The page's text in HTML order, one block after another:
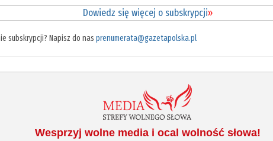
Dowiedz się więcej o subskrypcji»
subskrypcji? Napisz do nasprenumerata@gazetapolska.pl
Wesprzyj wolne media i ocal wolność słowa!